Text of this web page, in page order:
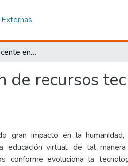
La didáctica del docente en la utilización de recursos tecnológicos en el contexto de la Covid-19
de recursos
gran impacto en la humanidad,
virtual, de tal
conforme evoluciona la